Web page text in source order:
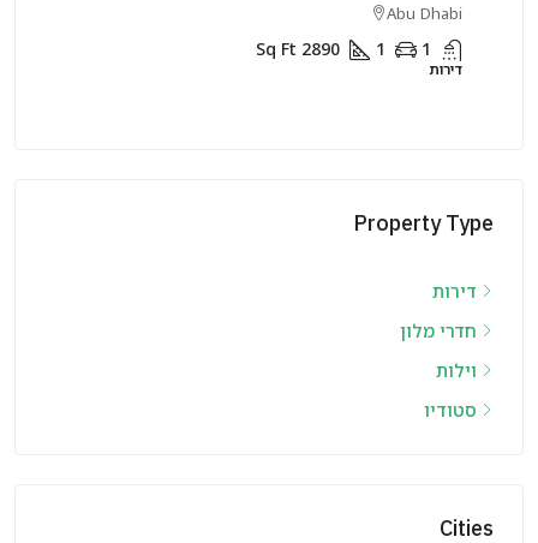
Sharjah
1
1
2400
Property Type
דירות
חדרי מלון
וילות
סטודיו
Cities